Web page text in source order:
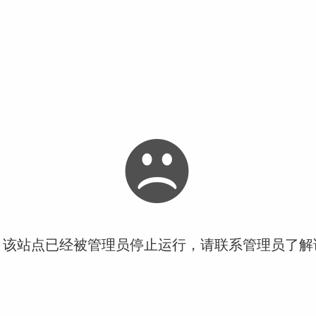
站点已经被管理员停止运行，请联系管理员了